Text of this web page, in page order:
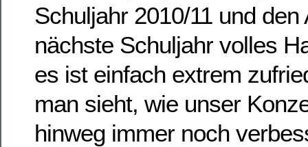
Schuljahr 2010/11 und
nächste Schuljahr volles
es ist einfach extrem
man sieht, wie unser
hinweg immer noch